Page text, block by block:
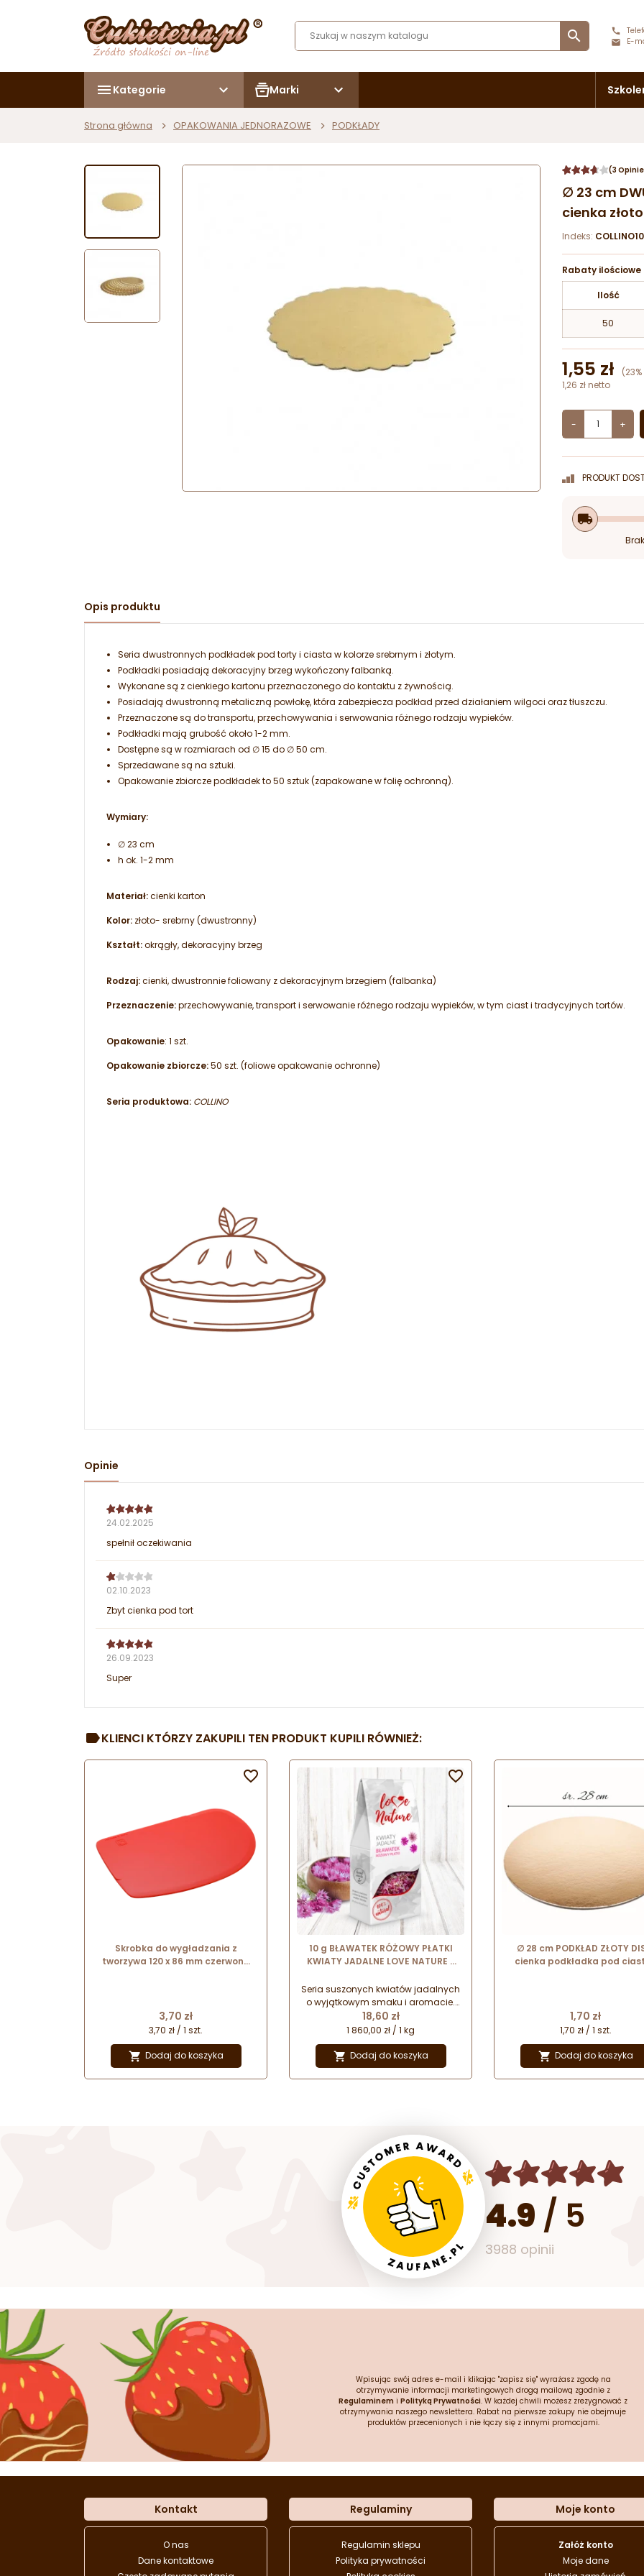

E-
Kategorie Marki
Strona główna OPAKOWANIA JEDNORAZOWE PODKŁADY
(3
∅ 23 cm
cienka
Indeks: COLLINO10
Rabaty ilościowe
Ilość
50
1,55 zł
1,26 zł netto
- +
PRODUKT
local_shipping
Opis produktu
Seria dwustronnych podkładek pod torty i ciasta w kolorze srebrnym i złotym.
Podkładki posiadają dekoracyjny brzeg wykończony falbanką.
Wykonane są z cienkiego kartonu przeznaczonego do kontaktu z żywnością.
Posiadają dwustronną metaliczną powłokę, która zabezpiecza podkład przed działaniem wilgoci oraz tłuszczu.
Przeznaczone są do transportu, przechowywania i serwowania różnego rodzaju wypieków.
Podkładki mają grubość około 1-2 mm.
Dostępne są w rozmiarach od ∅ 15 do ∅ 50 cm.
Sprzedawane są na sztuki.
Opakowanie zbiorcze podkładek to 50 sztuk (zapakowane w folię ochronną).
Wymiary:
∅ 23 cm
h ok. 1-2 mm
Materiał:cienki karton
Kolor: złoto- srebrny (dwustronny)
Kształt:okrągły, dekoracyjny brzeg
Rodzaj:cienki, dwustronnie foliowany z dekoracyjnym brzegiem (falbanka)
Przeznaczenie:przechowywanie, transport i serwowanie różnego rodzaju wypieków, w tym ciast i tradycyjnych tortów.
Opakowanie: 1 szt.
Opakowanie zbiorcze:50 szt. (foliowe opakowanie ochronne)
Seria produktowa: COLLINO
Opinie
24.02.2025
spełnił oczekiwania
02.10.2023
Zbyt cienka pod tort
26.09.2023
Super
KLIENCI KTÓRZY ZAKUPILI TEN PRODUKT KUPILI RÓWNIEŻ:
Skrobka do wygładzania z
tworzywa 120 x 86 mm czerwona
Cena
3,70 zł
3,70 zł / 1 szt.
 Dodaj do koszyka

10 g BŁAWATEK RÓŻOWY PŁATKI
KWIATY JADALNE LOVE NATURE -
dekoracji cukierniczych
Seria suszonych kwiatów jadalnych
o wyjątkowym smaku i aromacie.
Idealne do dekoracji cukierniczych
oraz jako dodatek do potraw czy
napojów. Naturalny sposób na
efektowną prezentację Twoich
wyrobów.
Cena
18,60 zł
1 860,00 zł / 1 kg
 Dodaj do koszyka

∅ 28 cm PODKŁAD ZŁOTY
cienka podkładka pod
Cena
1,70 zł
1,70 zł / 1 szt.
 Dodaj do koszyka
4.9 / 5
3988 opinii
Wpisując swój adres e-mail i klikając "zapisz się" wyrażasz zgodę na
otrzymywanie informacji marketingowych drogą mailową zgodnie z
Regulaminem i Polityką Prywatności. W każdej chwili możesz zrezygnować z
otrzymywania naszego newslettera. Rabat na pierwsze zakupy nie obejmuje
produktów przecenionych i nie łączy się z innymi promocjami.
Kontakt
O nas
Dane kontaktowe
Regulaminy
Regulamin sklepu
Polityka prywatności
Moje konto
Załóż konto
Moje dane